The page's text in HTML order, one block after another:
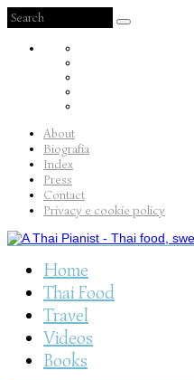
About
Biografia
Index
Press
Contact
Privacy e cookie policy
Home
Thai Food
Travel
Videos
Books